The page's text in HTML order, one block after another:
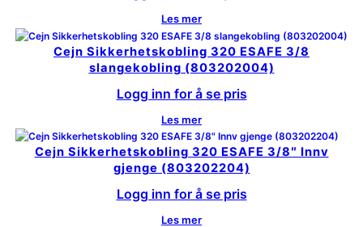
Les mer
Cejn Sikkerhetskobling 320 ESAFE 3/8
slangekobling (803202004)
Logg inn for å se pris
Les mer
Cejn Sikkerhetskobling 320 ESAFE 3/8″ Innv
gjenge (803202204)
Logg inn for å se pris
Les mer